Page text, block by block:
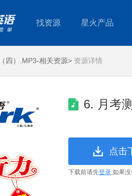
找资源 星火产品
四）.MP3-相关资源> 资源详情
6. 月考
点击
下载前请先登录,如果